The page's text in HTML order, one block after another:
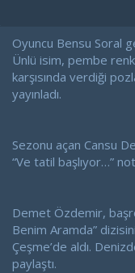
t
a
n
r
h
i
Oyuncu Bensu Soral
Ünlü isim, pembe
karşısında verdiği
yayınladı.
Sezonu açan Cansu
“Ve tatil başlıyor…”
Demet Özdemir,
Benim Aramda”
Çeşme’de aldı.
paylaştı.